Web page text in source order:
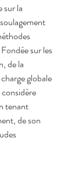
sur la
sur les
de la
globale
tenant
de son